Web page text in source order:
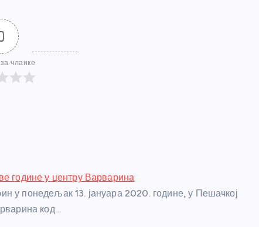
чланке
године у центру Варварина
у понедељак 13. јануара 2020. године, у Пешачкој
код…